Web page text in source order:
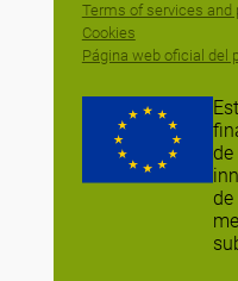
Terms of services and
Cookies
Página web oficial del